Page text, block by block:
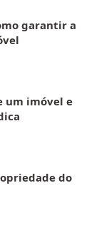
garantir a
um imóvel e
do